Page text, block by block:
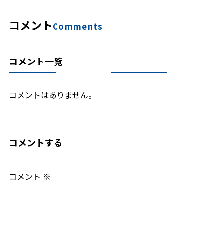
コメントComments
コメント一覧
コメントはありません。
コメントする
コメント ※